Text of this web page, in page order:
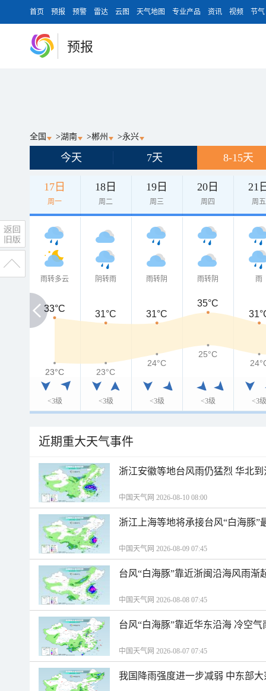
首页 预报 预警 雷达 云图 天气地图 专业产品 资讯 视频 节气
预报
全国 >湖南 >郴州 >永兴
今天 7天 8-15天
17日
周一
18日
周二
19日
周三
20日
周四
21
周五
雨转多云
<3级
阴转雨
<3级
雨转阴
<3级
雨转阴
<3级
雨
<3级
33°C
33°C
31°C 31°C
35°C
23°C
23°C 23°C
24°C
25°C
近期重大天气事件
浙江安徽等地台风雨仍猛烈 华北
中国天气网 2026-08-10 08:00
浙江上海等地将承接台风“白海豚”
中国天气网 2026-08-09 07:45
台风“白海豚”靠近浙闽沿海风雨渐
中国天气网 2026-08-08 07:45
台风“白海豚”靠近华东沿海 冷空
中国天气网 2026-08-07 07:45
我国降雨强度进一步减弱 中东部